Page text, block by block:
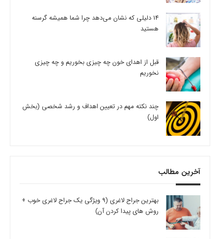
14 دلیلی که نشان می‌دهد چرا شما همیشه گرسنه
هستید
قبل از اهدای خون چه چیزی بخوریم و چه چیزی
نخوریم
چند نکته مهم در تعیین اهداف و رشد شخصی (بخش
اول)
آخرین مطالب
بهترین جراح لاغری (9 ویژگی یک جراح لاغری خوب +
روش های پیدا کردن آن)